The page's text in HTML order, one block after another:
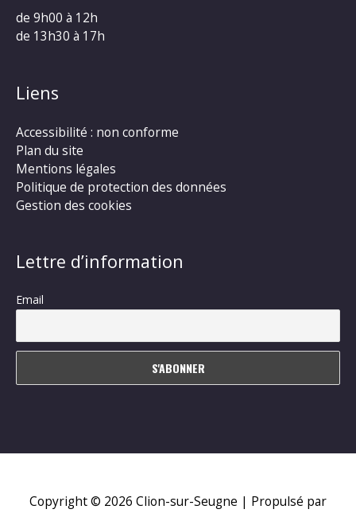
de 9h00 à 12h
de 13h30 à 17h
Liens
Accessibilité : non conforme
Plan du site
Mentions légales
Politique de protection des données
Gestion des cookies
Lettre d’information
Email
Copyright © 2026 Clion-sur-Seugne | Propulsé par